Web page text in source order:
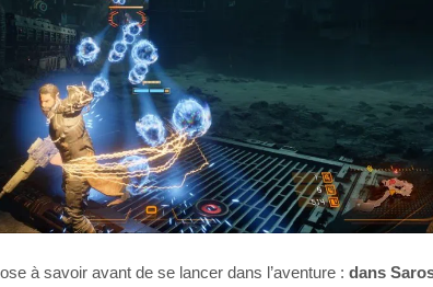
à savoir avant de se lancer dans l’aventure : dans